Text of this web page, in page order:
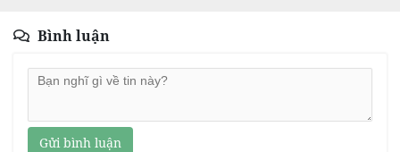
Bình luận
Gửi bình luận